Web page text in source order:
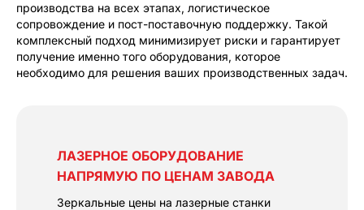
производства на всех этапах, логистическое
сопровождение и пост-поставочную поддержку. Такой
комплексный подход минимизирует риски и гарантирует
получение именно того оборудования, которое
необходимо для решения ваших производственных задач.
ЛАЗЕРНОЕ ОБОРУДОВАНИЕ
НАПРЯМУЮ ПО ЦЕНАМ ЗАВОДА
Зеркальные цены на лазерные станки